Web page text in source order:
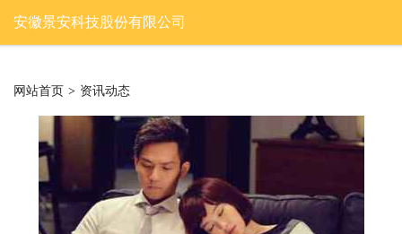
安徽景安科技股份有限公司
网站首页 > 资讯动态